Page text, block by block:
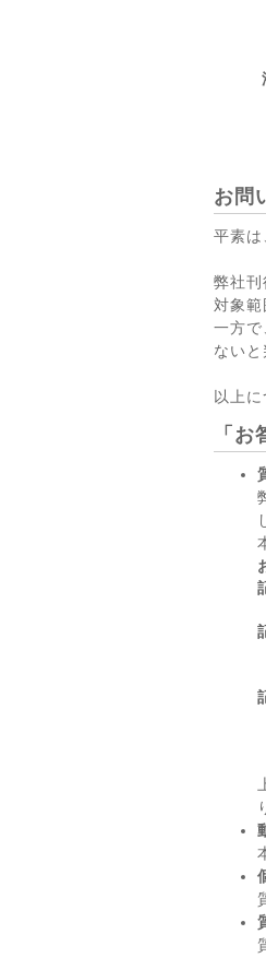
お問
平素は
弊社
対象範
一方
ないと
以上
「